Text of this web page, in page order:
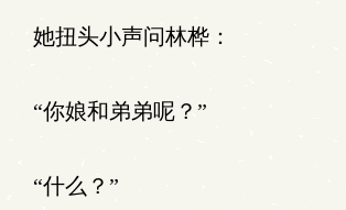
她扭头小声问林桦：
“你娘和弟弟呢？”
“什么？”